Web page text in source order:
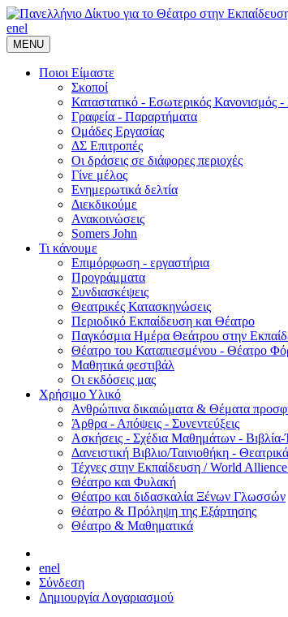
enel
MENU
Ποιοι Είμαστε
Σκοποί
Καταστατικό - Εσωτερικός Κανονισμός -
Γραφεία - Παραρτήματα
Ομάδες Εργασίας
ΔΣ Επιτροπές
Οι δράσεις σε διάφορες περιοχές
Γίνε μέλος
Ενημερωτικά δελτία
Διεκδικούμε
Ανακοινώσεις
Somers John
Τι κάνουμε
Επιμόρφωση - εργαστήρια
Προγράμματα
Συνδιασκέψεις
Θεατρικές Κατασκηνώσεις
Περιοδικό Εκπαίδευση και Θέατρο
Παγκόσμια Ημέρα Θεάτρου στην
Θέατρο του Καταπιεσμένου - Θέατρο
Μαθητικά φεστιβάλ
Οι εκδόσεις μας
Χρήσιμο Υλικό
Ανθρώπινα δικαιώματα & Θέματα
Άρθρα - Απόψεις - Συνεντεύξεις
Ασκήσεις - Σχέδια Μαθημάτων -
Δανειστική Βιβλιο/Ταινιοθήκη -
Τέχνες στην Εκπαίδευση / World
Θέατρο και Φυλακή
Θέατρο και διδασκαλία Ξένων Γλωσσών
Θέατρο & Πρόληψη της Εξάρτησης
Θέατρο & Μαθηματικά
enel
Σύνδεση
Δημιουργία Λογαριασμού